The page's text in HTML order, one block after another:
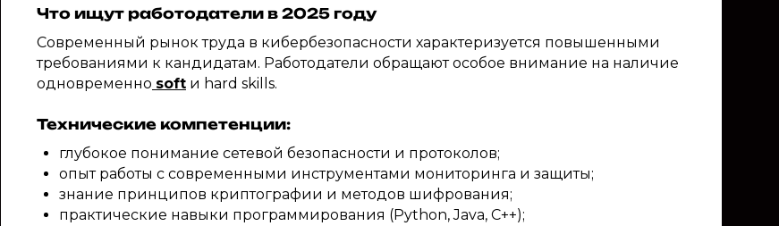
Что ищут работодатели в 2025 году
Современный рынок труда в кибербезопасности характеризуется повышенными
требованиями к кандидатам. Работодатели обращают особое внимание на наличие
одновременно soft и hard skills.
Технические компетенции:
глубокое понимание сетевой безопасности и протоколов;
опыт работы с современными инструментами мониторинга и защиты;
знание принципов криптографии и методов шифрования;
практические навыки программирования (Python, Java, C++);